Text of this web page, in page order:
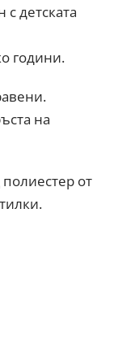
детската
години.
на
от